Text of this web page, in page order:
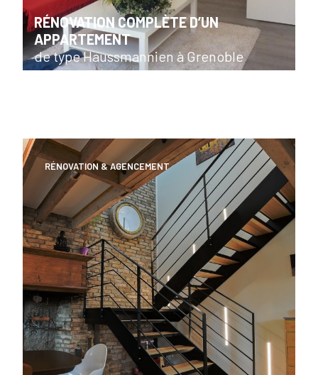
RÉNOVATION COMPLÈTE D’UN
APPARTEMENT
de type Haussmannien à Grenoble
RÉNOVATION & AGENCEMENT